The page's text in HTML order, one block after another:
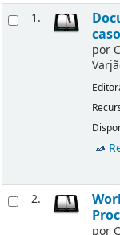
1.
por
2.